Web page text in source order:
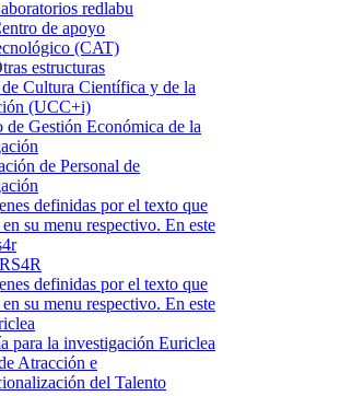
redlabu
de apoyo
(CAT)
estructuras
Cultura Científica y de la
(UCC+i)
de Gestión Económica de la
de Personal de
para la investigación Euriclea
Atracción e
del Talento